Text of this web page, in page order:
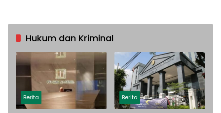
Hukum dan Kriminal
Berita Berita